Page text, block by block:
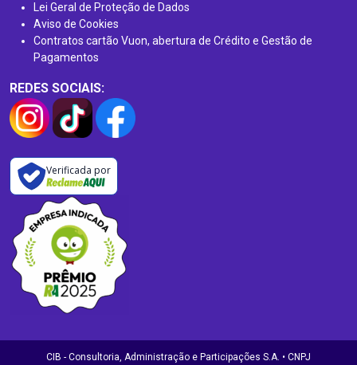
Lei Geral de Proteção de Dados
Aviso de Cookies
Contratos cartão Vuon, abertura de Crédito e Gestão de
Pagamentos
REDES SOCIAIS:
Verificada por
CIB - Consultoria, Administração e Participações S.A. • CNPJ